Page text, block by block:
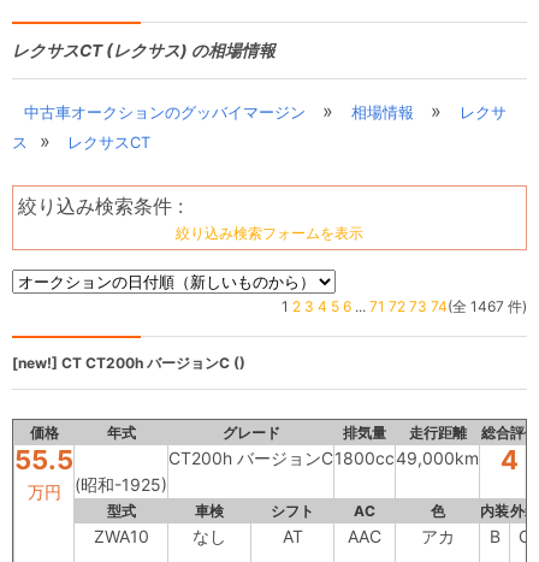
レクサスCT (レクサス) の相場情報
中古車オークションのグッバイマージン » 相場情報 »
レクサ
ス
» レクサスCT
絞り込み検索条件 :
絞り込み検索フォームを表示
1 2 3 4 5 6 ... 71 72 73 74(全 1467 件)
[new!] CT CT200h バージョンC ()
価格 年式 グレード 排気量 走行距離 総合評価
55.5
万円 (昭和-1925)
CT200h バージョンC1800cc49,000km 4
型式 車検 シフト AC 色 内装外装
ZWA10 なし AT AAC アカ B C